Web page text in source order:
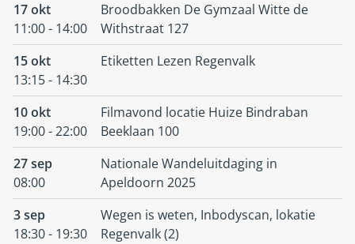
17 okt
11:00 - 14:00
Broodbakken De Gymzaal Witte de
Withstraat 127
15 okt
13:15 - 14:30
Etiketten Lezen Regenvalk
10 okt
19:00 - 22:00
Filmavond locatie Huize Bindraban
Beeklaan 100
27 sep
08:00
Nationale Wandeluitdaging in
Apeldoorn 2025
3 sep
18:30 - 19:30
Wegen is weten, Inbodyscan, lokatie
Regenvalk (2)